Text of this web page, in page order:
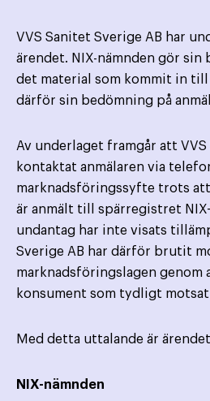
VVS Sanitet Sverige AB har
ärendet. NIX-nämnden gör sin
det material som kommit in till
därför sin bedömning på
Av underlaget framgår att
kontaktat anmälaren via
marknadsföringssyfte trots
är anmält till spärregistret
undantag har inte visats
Sverige AB har därför brutit
marknadsföringslagen genom
konsument som tydligt
Med detta uttalande är
NIX-nämnden